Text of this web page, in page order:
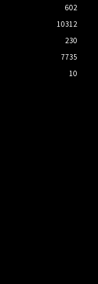
602
10312
230
7735
10